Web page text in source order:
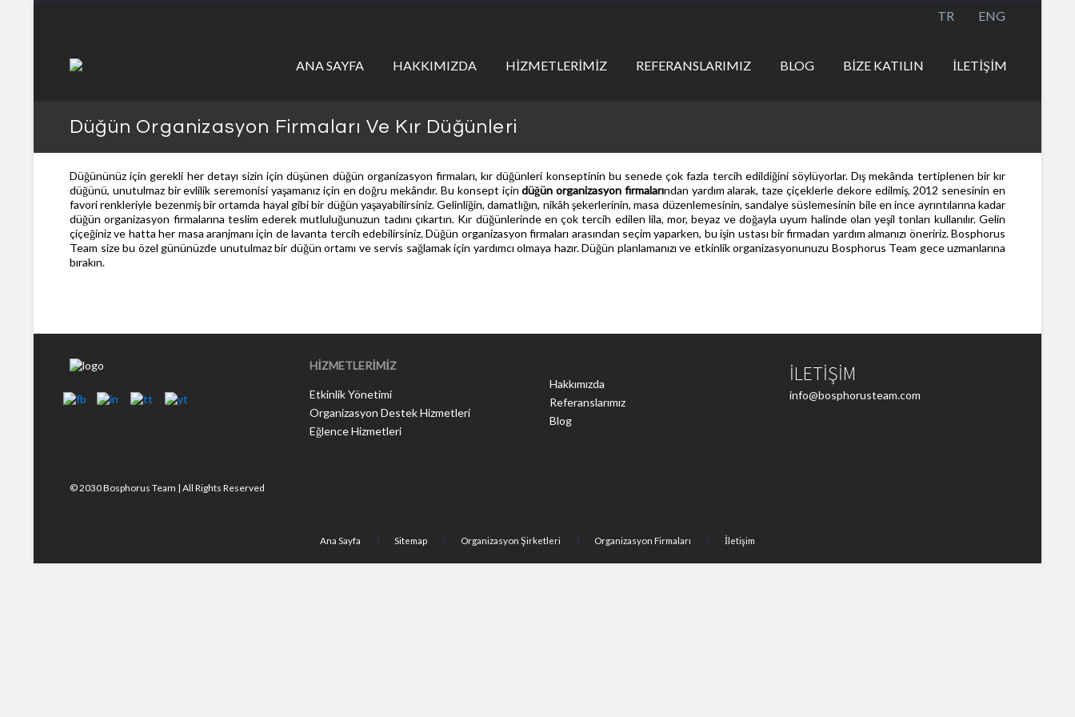
TR ENG
ANA SAYFA HAKKIMIZDA HİZMETLERİMİZ REFERANSLARIMIZ BLOG BİZE KATILIN İLETİŞİM
Düğün Organizasyon Firmaları Ve Kır Düğünleri
Düğününüz için gerekli her detayı sizin için düşünen düğün organizasyon firmaları, kır düğünleri konseptinin bu senede çok fazla tercih edildiğini söylüyorlar. Dış mekânda tertiplenen bir kır
düğünü, unutulmaz bir evlilik seremonisi yaşamanız için en doğru mekândır. Bu konsept için düğün organizasyon firmalarından yardım alarak, taze çiçeklerle dekore edilmiş, 2012 senesinin en
favori renkleriyle bezenmiş bir ortamda hayal gibi bir düğün yaşayabilirsiniz. Gelinliğin, damatlığın, nikâh şekerlerinin, masa düzenlemesinin, sandalye süslemesinin bile en ince ayrıntılarına kadar
düğün organizasyon firmalarına teslim ederek mutluluğunuzun tadını çıkartın. Kır düğünlerinde en çok tercih edilen lila, mor, beyaz ve doğayla uyum halinde olan yeşil tonları kullanılır. Gelin
çiçeğiniz ve hatta her masa aranjmanı için de lavanta tercih edebilirsiniz.Düğün organizasyon firmaları arasından seçim yaparken, bu işin ustası bir firmadan yardım almanızı öneririz. Bosphorus
Team size bu özel gününüzde unutulmaz bir düğün ortamı ve servis sağlamak için yardımcı olmaya hazır. Düğün planlamanızı ve etkinlik organizasyonunuzu Bosphorus Team gece uzmanlarına
bırakın.
HİZMETLERİMİZ
Etkinlik Yönetimi
Organizasyon Destek Hizmetleri
Eğlence Hizmetleri
Hakkımızda
Referanslarımız
Blog
İLETİŞİM
info@bosphorusteam.com
© 2030 Bosphorus Team | All Rights Reserved
Ana Sayfa Sitemap Organizasyon Şirketleri Organizasyon Firmaları İletişim